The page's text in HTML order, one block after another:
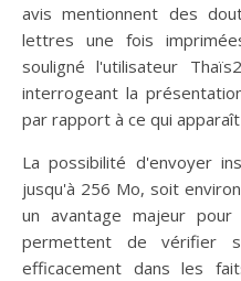
avis mentionnent des
lettres une fois
souligné l'utilisateur
interrogeant la
par rapport à ce qui apparaît
La possibilité d'envoyer
jusqu'à 256 Mo, soit
un avantage majeur
permettent de vérifier
efficacement dans les